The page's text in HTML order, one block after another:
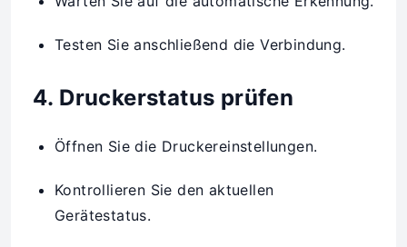
Testen Sie anschließend die Verbindung.
4. Druckerstatus prüfen
Öffnen Sie die Druckereinstellungen.
Kontrollieren Sie den aktuellen
Gerätestatus.